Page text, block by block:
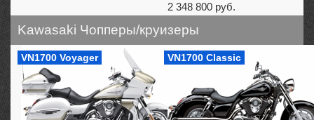
2 348 800 руб.
Kawasaki Чопперы/круизеры
VN1700 Voyager VN1700 Classic